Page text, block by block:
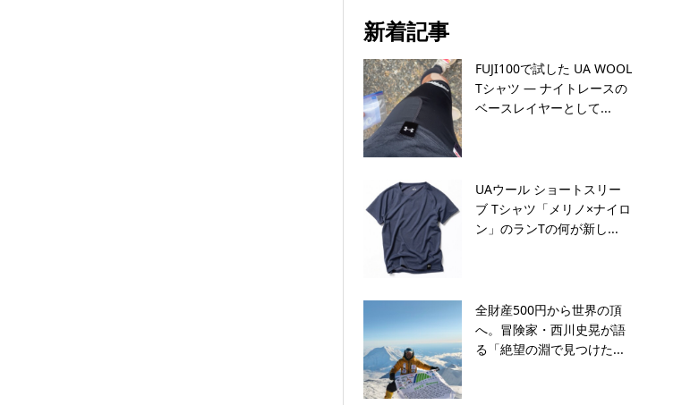
新着記事
FUJI100で試した UA WOOL
Tシャツ — ナイトレースの
ベースレイヤーとして...
UAウール ショートスリー
ブ Tシャツ「メリノ×ナイロ
ン」のランTの何が新し...
全財産500円から世界の頂
へ。冒険家・西川史晃が語
る「絶望の淵で見つけた...